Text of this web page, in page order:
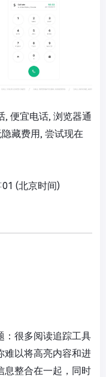
, 便宜电话, 浏览器通
藏费用, 尝试现在
(北京时间)
：很多阅读追踪工具
难以将高亮内容和进
息整合在一起，同时